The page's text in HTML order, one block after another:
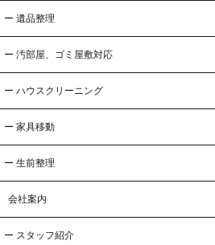
ー 遺品整理
ー 汚部屋、ゴミ屋敷対応
ー ハウスクリーニング
ー 家具移動
ー 生前整理
会社案内
ー スタッフ紹介